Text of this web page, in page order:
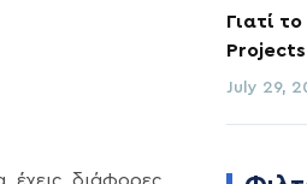
διάφορες
Γιατί
July 29,